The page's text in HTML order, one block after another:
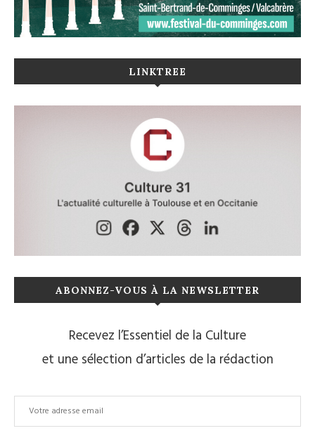
LINKTREE
ABONNEZ-VOUS À LA NEWSLETTER
Recevez l’Essentiel de la Culture
et une sélection d’articles de la rédaction